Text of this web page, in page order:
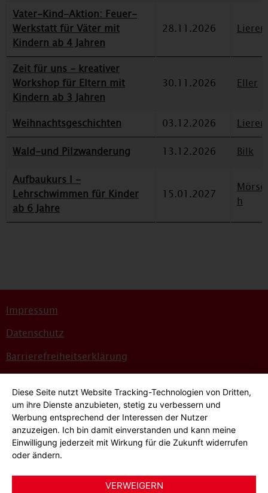
Vater-Kind-Aktion: Feuer-
Werkstatt für Väter mit
Kindern ab 4 Jahren
28.11.2026
Zeit für uns - kreativer
Workshop für Eltern mit
Kindern ab 3 Jahren
30.11.2026 Eller
Weihnachtsgeschichten 03.12.2026
Wald-und Pilzwanderung
13.12.2026
Bilk
Aufbaukurs I -
Lehrschwimmen für Kinder
ab 6 Jahre
15.01.2027
h
Impressum
Datenschutz
Barrierefreiheitserklärung
Bildnachweise
Hinweisgeber*innensystem
Cookie-Einstellungen
Diese Seite nutzt Website Tracking-Technologien von Dritten,
um ihre Dienste anzubieten, stetig zu verbessern und
Werbung entsprechend der Interessen der Nutzer
anzuzeigen. Ich bin damit einverstanden und kann meine
Einwilligung jederzeit mit Wirkung für die Zukunft widerrufen
oder ändern.
VERWEIGERN